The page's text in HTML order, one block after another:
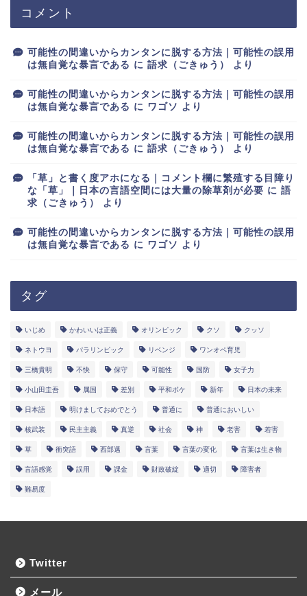
コメント
可能性の間違いからカンタンに脱する方法｜可能性の誤用
は無自覚な暴言である に 語求（ごきゅう） より
可能性の間違いからカンタンに脱する方法｜可能性の誤用
は無自覚な暴言である に ワゴソ より
可能性の間違いからカンタンに脱する方法｜可能性の誤用
は無自覚な暴言である に 語求（ごきゅう） より
「草」と書く度アホになる｜コメント欄に繁殖する目障り
な「草」｜日本の言語空間には大量の除草剤が必要 に 語
求（ごきゅう）
より
可能性の間違いからカンタンに脱する方法｜可能性の誤用
は無自覚な暴言である に ワゴソ より
タグ
いじめ かわいいは正義 オリンピック クソ クッソ
ネトウヨ パラリンピック リベンジ ワンオペ育児
三橋貴明 不快 保守 可能性 国防 女子力
小山田圭吾 属国 差別 平和ボケ 新年 日本の未来
日本語 明けましておめでとう 普通に 普通においしい
核武装 民主主義 真逆 社会 神 老害 若害
草 衝突語 西部邁 言葉 言葉の変化 言葉は生き物
言語感覚 誤用 課金 財政破綻 適切 障害者
難易度
Twitter
メール